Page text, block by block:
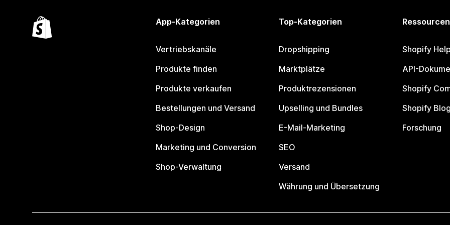
App-Kategorien
Vertriebskanäle
Produkte finden
Produkte verkaufen
Bestellungen und Versand
Shop-Design
Marketing und Conversion
Shop-Verwaltung
Top-Kategorien
Dropshipping
Marktplätze
Produktrezensionen
Upselling und Bundles
E-Mail-Marketing
SEO
Versand
Währung und Übersetzung
Ressourcen
Shopify
API-
Shopify
Shopify Blog
Forschung